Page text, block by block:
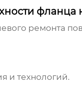
фланца
ремонта
и технологий.